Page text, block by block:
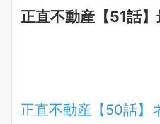
正直不動産【51話
正直不動産【50話】